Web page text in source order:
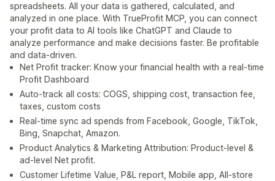
spreadsheets. All your data is gathered, calculated, and
analyzed in one place. With TrueProfit MCP, you can connect
your profit data to AI tools like ChatGPT and Claude to
analyze performance and make decisions faster. Be profitable
and data-driven.
Net Profit tracker: Know your financial health with a real-time
Profit Dashboard
Auto-track all costs: COGS, shipping cost, transaction fee,
taxes, custom costs
Real-time sync ad spends from Facebook, Google, TikTok,
Bing, Snapchat, Amazon.
Product Analytics & Marketing Attribution: Product-level &
ad-level Net profit.
Customer Lifetime Value, P&L report, Mobile app, All-store